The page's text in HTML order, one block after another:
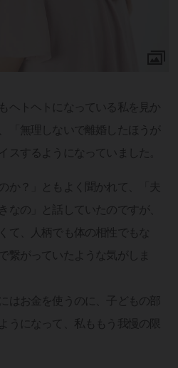
ヘトヘトになっている私を見か
「無理しないで離婚したほうが
スするようになっていました。
か？」ともよく聞かれて、「夫
なの」と話していたのですが、
て、人柄でも体の相性でもな
繋がっていたような気がしま
はお金を使うのに、子どもの部
うになって、私ももう我慢の限